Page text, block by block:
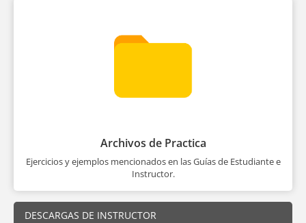
Archivos de Practica
Ejercicios y ejemplos mencionados en las Guías de Estudiante e
Instructor.
DESCARGAS DE INSTRUCTOR